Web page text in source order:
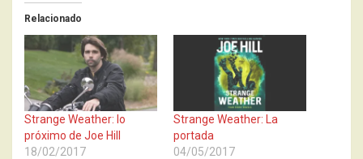
Relacionado
Strange Weather: lo
próximo de Joe Hill
18/02/2017
Strange Weather: La
portada
04/05/2017